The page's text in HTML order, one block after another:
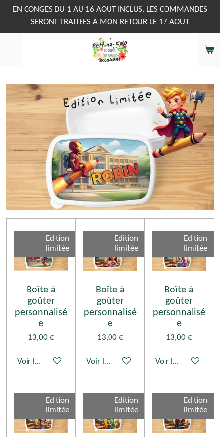
Passer
contenu
principal
EN CONGES DU 1 AU 16 AOUT INCLUS. LES COMMANDES
SERONT TRAITEES A MON RETOUR LE 17 AOUT
Edition
limitée
Boîte à
goûter
personnalisé
e
13,00 €
Voir les détails
Edition
limitée
Boîte à
goûter
personnalisé
e
13,00 €
Voir les détails
Edition
limitée
Boîte à
goûter
personnalisé
e
13,00 €
Voir les détails
Edition
limitée
Edition
limitée
Edition
limitée